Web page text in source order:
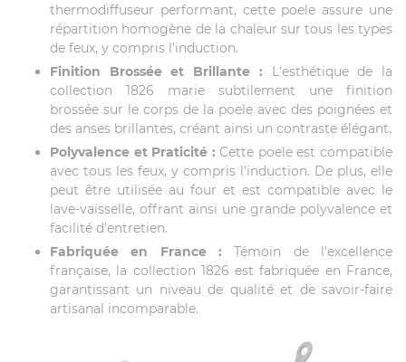
thermodiffuseur performant, cette poele assure une
répartition homogène de la chaleur sur tous les types
de feux, y compris l'induction.
Finition Brossée et Brillante : L'esthétique de la
collection 1826 marie subtilement une finition
brossée sur le corps de la poele avec des poignées et
des anses brillantes, créant ainsi un contraste élégant.
Polyvalence et Praticité : Cette poele est compatible
avec tous les feux, y compris l'induction. De plus, elle
peut être utilisée au four et est compatible avec le
lave-vaisselle, offrant ainsi une grande polyvalence et
facilité d'entretien.
Fabriquée en France : Témoin de l'excellence
française, la collection 1826 est fabriquée en France,
garantissant un niveau de qualité et de savoir-faire
artisanal incomparable.